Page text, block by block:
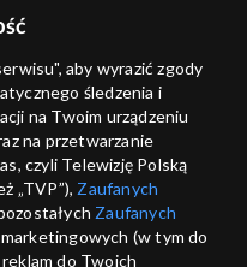
ANULUJ
aby wyrazić zgody
śledzenia i
na Twoim urządzeniu
na przetwarzanie
czyli Telewizję Polską
„TVP”), Zaufanych
Zaufanych
(w tym do
do Twoich